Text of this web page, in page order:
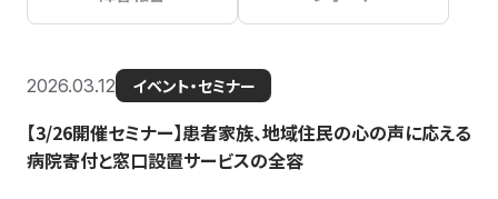
2026.03.12 イベント・セミナー
【3/26開催セミナー】患者家族、地域住民の心の声に応える
病院寄付と窓口設置サービスの全容